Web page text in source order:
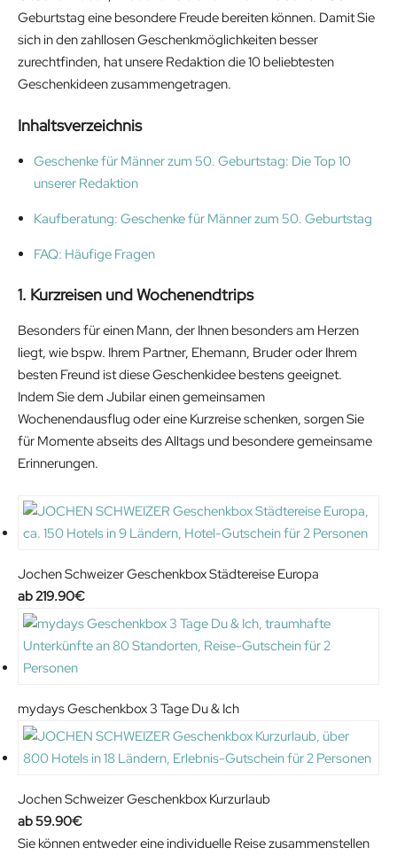
Geburtstag eine besondere Freude bereiten können. Damit Sie
sich in den zahllosen Geschenkmöglichkeiten besser
zurechtfinden, hat unsere Redaktion die 10 beliebtesten
Geschenkideen zusammengetragen.
Inhaltsverzeichnis
Geschenke für Männer zum 50. Geburtstag: Die Top 10
unserer Redaktion
Kaufberatung: Geschenke für Männer zum 50. Geburtstag
FAQ: Häufige Fragen
1. Kurzreisen und Wochenendtrips
Besonders für einen Mann, der Ihnen besonders am Herzen
liegt, wie bspw. Ihrem Partner, Ehemann, Bruder oder Ihrem
besten Freund ist diese Geschenkidee bestens geeignet.
Indem Sie dem Jubilar einen gemeinsamen
Wochenendausflug oder eine Kurzreise schenken, sorgen Sie
für Momente abseits des Alltags und besondere gemeinsame
Erinnerungen.
Jochen Schweizer Geschenkbox Städtereise Europa
219.90€
mydays Geschenkbox 3 Tage Du & Ich
Jochen Schweizer Geschenkbox Kurzurlaub
59.90€
Sie können entweder eine individuelle Reise zusammenstellen